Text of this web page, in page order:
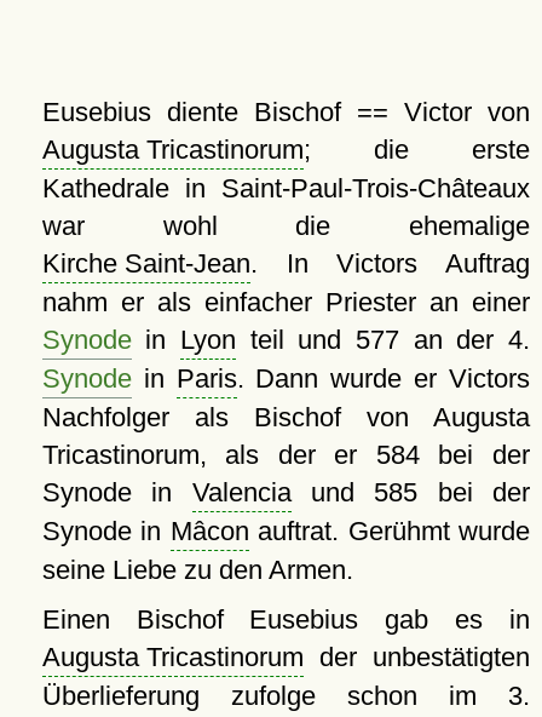
Eusebius diente Bischof == Victor von
Augusta Tricastinorum; die erste
Kathedrale in Saint-Paul-Trois-Châteaux
war wohl die ehemalige
Kirche Saint-Jean. In Victors Auftrag
nahm er als einfacher Priester an einer
Synodein Lyon teil und 577 an der 4.
Synodein Paris. Dann wurde er Victors
Nachfolger als Bischof von Augusta
Tricastinorum, als der er 584 bei der
Synode in Valenciaund 585 bei der
Synode in Mâcon auftrat. Gerühmt wurde
seine Liebe zu den Armen.
Einen Bischof Eusebius gab es in
Augusta Tricastinorum der unbestätigten
Überlieferung zufolge schon im 3.